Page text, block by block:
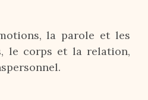
la parole et les
le corps et la relation,